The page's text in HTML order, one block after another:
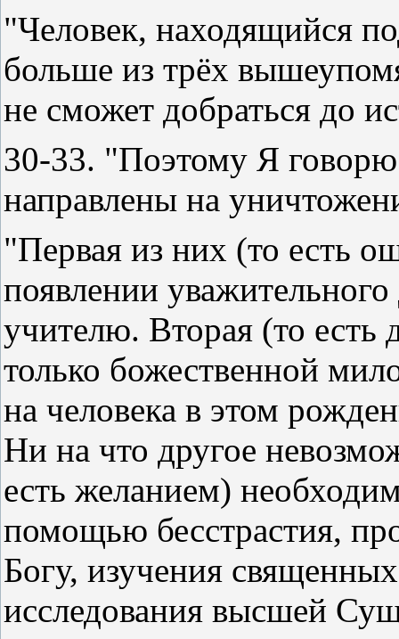
"Человек, находящийся
больше из трёх
не сможет добраться до
30-33. "Поэтому Я говорю
направлены на
"Первая из них (то есть
появлении
учителю. Вторая (то есть
только божественной
на человека в этом
Ни на что другое
есть желанием)
помощью бесстрастия,
Богу, изучения
исследования высшей